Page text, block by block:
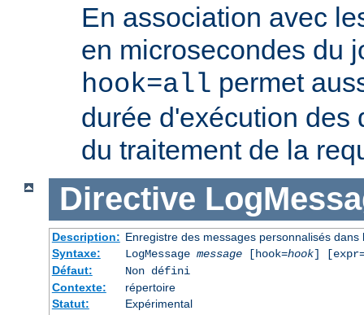
En association avec
en microsecondes du
hook=all permet
durée d'exécution des
du traitement de la
Directive
Description: Enregistre des messages personnalisés
Syntaxe:
LogMessage message[hook=hook]
Défaut:
Non défini
Contexte:
répertoire
Statut:
Expérimental